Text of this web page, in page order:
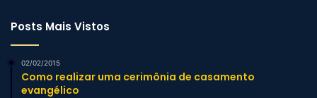
Posts Mais Vistos
02/02/2015
Como realizar uma cerimônia de casamento
evangélico